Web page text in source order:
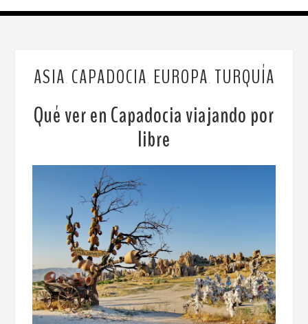
ASIA CAPADOCIA EUROPA TURQUÍA
Qué ver en Capadocia viajando por
libre